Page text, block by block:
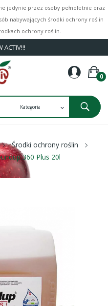
jedynie przez osoby pełnoletnie oraz
nabywających środki ochrony roślin
ochrony roślin.
ACTIV!!!
0
Środki ochrony roślin
360 Plus 20l